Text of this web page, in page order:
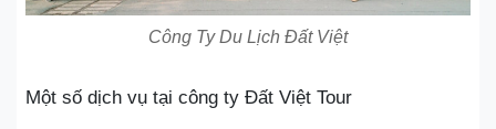
Công Ty Du Lịch Đất Việt
Một số dịch vụ tại công ty Đất Việt Tour